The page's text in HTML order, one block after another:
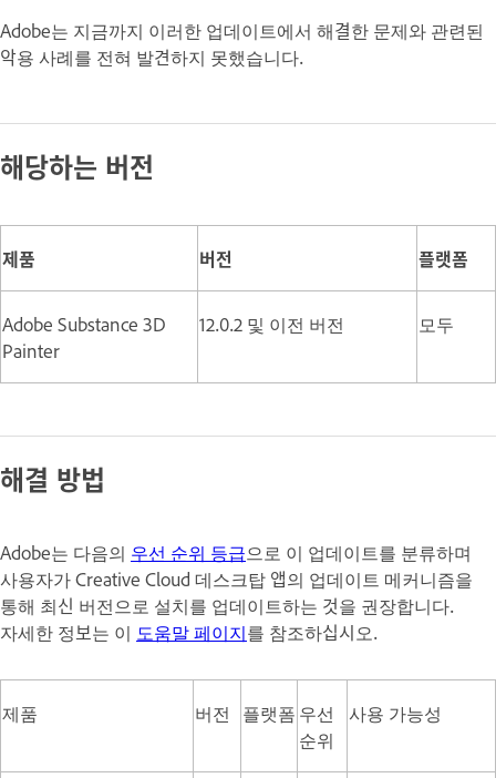
Adobe는 지금까지 이러한 업데이트에서 해결한 문제와 관련된
악용 사례를 전혀 발견하지 못했습니다.
해당하는 버전
제품 버전 플랫폼
Adobe Substance 3D
Painter
12.0.2 및 이전 버전 모두
해결 방법
Adobe는 다음의 우선 순위 등급으로 이 업데이트를 분류하며
사용자가 Creative Cloud 데스크탑 앱의 업데이트 메커니즘을
통해 최신 버전으로 설치를 업데이트하는 것을 권장합니다.
자세한 정보는 이 도움말 페이지를 참조하십시오.
제품 버전 플랫폼 우선
순위
사용 가능성